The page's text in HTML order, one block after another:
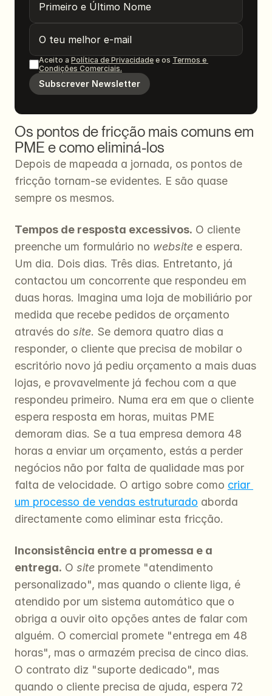
Aceito a Política de Privacidade e os Termos e
Condições Comerciais.
Subscrever Newsletter
Os pontos de fricção mais comuns em
PME e como eliminá-los
Depois de mapeada a jornada, os pontos de
fricção tornam-se evidentes. E são quase
sempre os mesmos.
Tempos de resposta excessivos. O cliente
preenche um formulário no website e espera.
Um dia. Dois dias. Três dias. Entretanto, já
contactou um concorrente que respondeu em
duas horas. Imagina uma loja de mobiliário por
medida que recebe pedidos de orçamento
através do site. Se demora quatro dias a
responder, o cliente que precisa de mobilar o
escritório novo já pediu orçamento a mais duas
lojas, e provavelmente já fechou com a que
respondeu primeiro. Numa era em que o cliente
espera resposta em horas, muitas PME
demoram dias. Se a tua empresa demora 48
horas a enviar um orçamento, estás a perder
negócios não por falta de qualidade mas por
falta de velocidade. O artigo sobre como criar
um processo de vendas estruturado aborda
directamente como eliminar esta fricção.
Inconsistência entre a promessa e a
entrega. O site promete "atendimento
personalizado", mas quando o cliente liga, é
atendido por um sistema automático que o
obriga a ouvir oito opções antes de falar com
alguém. O comercial promete "entrega em 48
horas", mas o armazém precisa de cinco dias.
O contrato diz "suporte dedicado", mas
quando o cliente precisa de ajuda, espera 72